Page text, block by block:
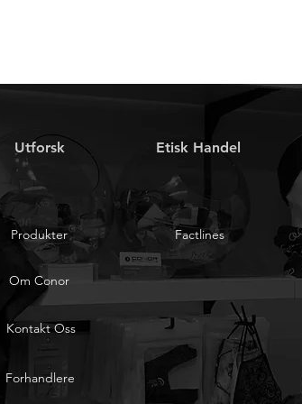
Utforsk Etisk Handel
Produkter Factlines
Om Conor
Kontakt Oss
Forhandlere